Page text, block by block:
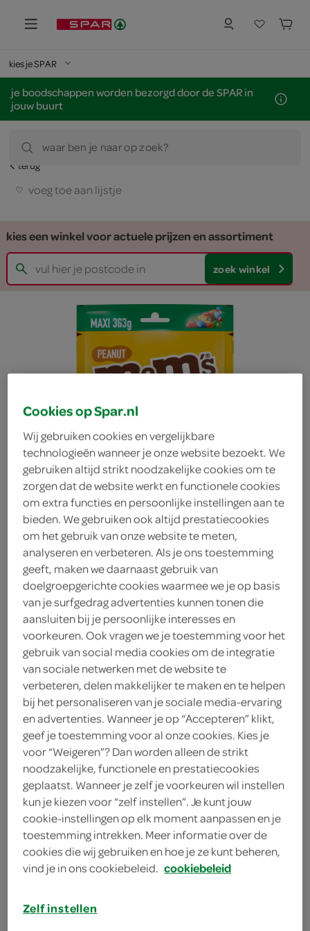
kies je SPAR
je boodschappen worden bezorgd door de SPAR in
jouw buurt
waar ben je naar op zoek?
terug
voeg toe aan lijstje
kies een winkel voor actuele prijzen en assortiment
zoek winkel
M&M'S pinda
M&M'S
6.
59
363 Gram
Let op: aanbiedingen zijn niet zichtbaar bij de
producten, maar worden wél automatisch
verwerkt in de winkelmand.
Cookies op Spar.nl
Wij gebruiken cookies en vergelijkbare
technologieën wanneer je onze website bezoekt. We
gebruiken altijd strikt noodzakelijke cookies om te
zorgen dat de website werkt en functionele cookies
om extra functies en persoonlijke instellingen aan te
bieden. We gebruiken ook altijd prestatiecookies
om het gebruik van onze website te meten,
analyseren en verbeteren. Als je ons toestemming
geeft, maken we daarnaast gebruik van
doelgroepgerichte cookies waarmee we je op basis
van je surfgedrag advertenties kunnen tonen die
aansluiten bij je persoonlijke interesses en
voorkeuren. Ook vragen we je toestemming voor het
gebruik van social media cookies om de integratie
van sociale netwerken met de website te
verbeteren, delen makkelijker te maken en te helpen
bij het personaliseren van je sociale media-ervaring
en advertenties. Wanneer je op “Accepteren” klikt,
geef je toestemming voor al onze cookies. Kies je
voor “Weigeren”? Dan worden alleen de strikt
noodzakelijke, functionele en prestatiecookies
geplaatst. Wanneer je zelf je voorkeuren wil instellen
kun je kiezen voor “zelf instellen”. Je kunt jouw
cookie-instellingen op elk moment aanpassen en je
toestemming intrekken. Meer informatie over de
cookies die wij gebruiken en hoe je ze kunt beheren,
vind je in ons cookiebeleid. cookiebeleid
Zelf instellen